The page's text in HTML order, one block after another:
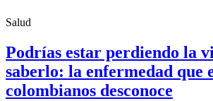
Salud
Podrías estar perdiendo la
saberlo: la enfermedad que
colombianos desconoce